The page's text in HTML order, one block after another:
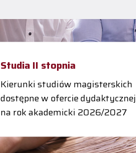
Studia II stopnia
Kierunki studiów magisterskich
dostępne w ofercie dydaktycznej
na rok akademicki 2026/2027